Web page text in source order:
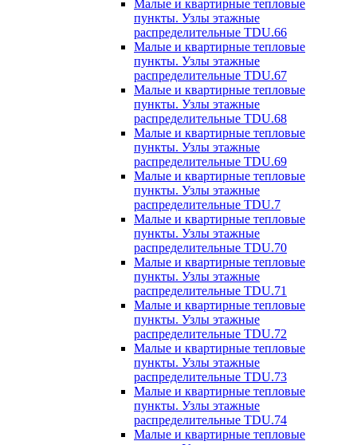
Малые и квартирные тепловые
пункты. Узлы этажные
распределительные TDU.66
Малые и квартирные тепловые
пункты. Узлы этажные
распределительные TDU.67
Малые и квартирные тепловые
пункты. Узлы этажные
распределительные TDU.68
Малые и квартирные тепловые
пункты. Узлы этажные
распределительные TDU.69
Малые и квартирные тепловые
пункты. Узлы этажные
распределительные TDU.7
Малые и квартирные тепловые
пункты. Узлы этажные
распределительные TDU.70
Малые и квартирные тепловые
пункты. Узлы этажные
распределительные TDU.71
Малые и квартирные тепловые
пункты. Узлы этажные
распределительные TDU.72
Малые и квартирные тепловые
пункты. Узлы этажные
распределительные TDU.73
Малые и квартирные тепловые
пункты. Узлы этажные
распределительные TDU.74
Малые и квартирные тепловые